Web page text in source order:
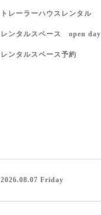
トレーラーハウスレンタル
レンタルスペース open day
レンタルスペース予約
2026.08.07 Friday